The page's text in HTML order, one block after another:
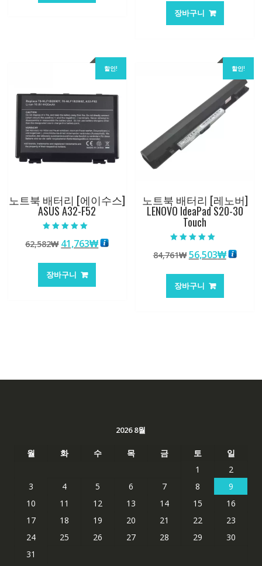
가
격:
장바구니
할인!
노트북 배터리 [에이수스]
ASUS A32-F52
5.00
로 평가됨
62,582₩ 원
가
격:
41,763₩현
장바구니
할인!
노트북 배터리 [레노버]
LENOVO IdeaPad S20-30
Touch
5.00
로 평가됨
84,761₩ 원
가
격:
56,503₩현
장바구니
2026 8월
월 화 수 목 금 토
일
1
2
3
4 5 6 7 8
9
10
11 12 13 14 15
16
17
18 19 20 21 22
23
24
25 26 27 28 29
30
31